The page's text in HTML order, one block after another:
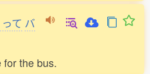
って バ
the bus.